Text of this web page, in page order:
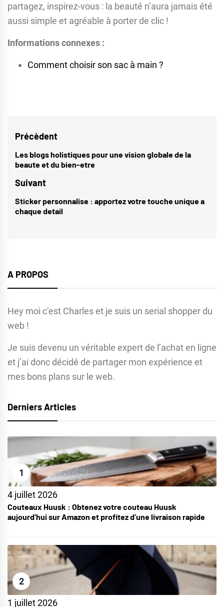
partagez, inspirez-vous : la beauté n’aura jamais été
aussi simple et agréable à porter de clic !
Informations connexes :
Comment choisir son sac à main ?
Navigation
de
Précèdent
Previous
post:
Les blogs holistiques pour une vision globale de la
beaute et du bien-etre
Suivant
Next
post:
Sticker personnalise : apportez votre touche unique a
chaque detail
A PROPOS
Hey moi c’est Charles et je suis un serial shopper du
web !
Je suis devenu un véritable expert de l’achat en ligne
et j’ai donc décidé de partager mon expérience et
mes bons plans sur le web.
Derniers Articles
1
4 juillet 2026
Couteaux Huusk : Obtenez votre couteau Huusk
aujourd’hui sur Amazon et profitez d’une livraison rapide
2
1 juillet 2026